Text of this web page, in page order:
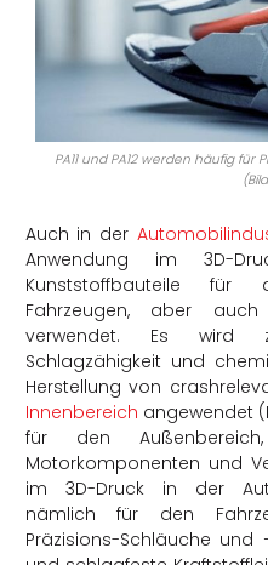
PA11 und PA12 werden häufig
Auch in der
Anwendung im 3D-
Kunststoffbauteile für
Fahrzeugen, aber
verwendet. Es wird
Schlagzähigkeit und
Herstellungvon
Innenbereich angewendet
für den
Motorkomponenten und
im 3D-Druck in der
nämlich für den
Präzisions-Schläuche